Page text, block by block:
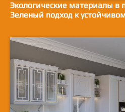
Экологические материалы в
Зеленый подход к